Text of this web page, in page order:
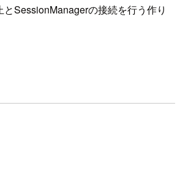
SessionManagerの接続を行う作り